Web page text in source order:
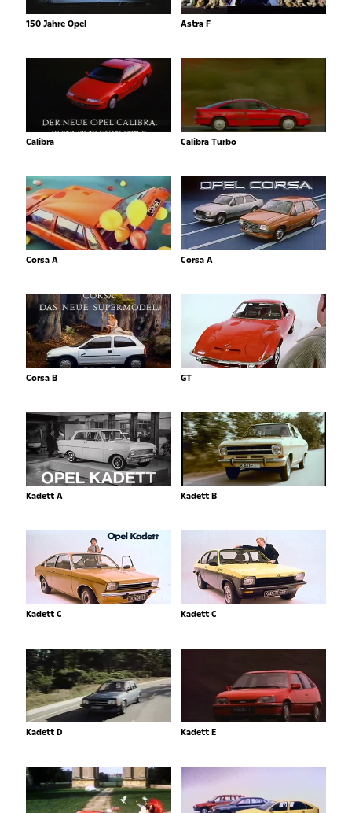
150 Jahre Opel Astra F
Calibra Calibra Turbo
Corsa A Corsa A
Corsa B GT
Kadett A Kadett B
Kadett C Kadett C
Kadett D Kadett E